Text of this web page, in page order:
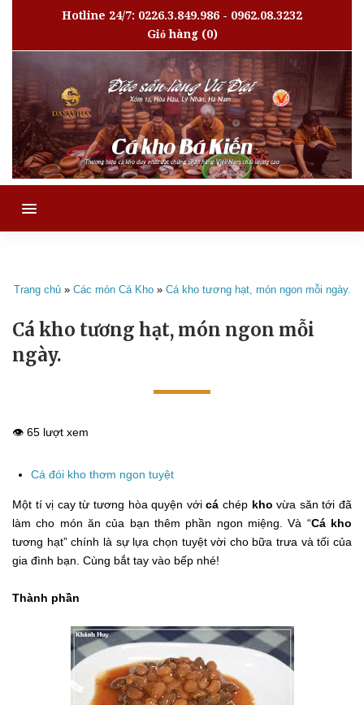
Hotline 24/7: 0226.3.849.986 - 0962.08.3232
Giỏ hàng(0)
MENU
Trang chủ» Các món Cá Kho» Cá kho tương hạt, món ngon mỗi ngày.
Cá kho tương hạt, món ngon mỗi
ngày.
👁️ 65 lượt xem
Cá đói kho thơm ngon tuyệt
Một tí vị cay từ tương hòa quyện vớicá chép kho vừa săn tới đã
làm cho món ăn của bạn thêm phần ngon miệng. Và “Cá kho
tương hạt” chính là sự lựa chọn tuyệt vời cho bữa trưa và tối của
gia đình bạn. Cùng bắt tay vào bếp nhé!
Thành phần